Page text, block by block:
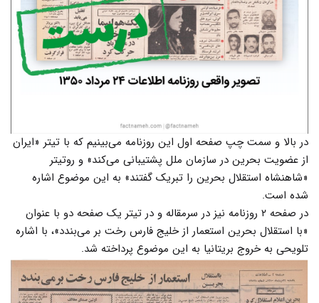
در بالا و سمت چپ صفحه اول این روزنامه می‌بینیم که با تیتر «ایران
از عضویت بحرین در سازمان ملل پشتیبانی می‌کند» و روتیتر
«شاهنشاه استقلال بحرین را تبریک گفتند» به این موضوع اشاره
شده است.
در صفحه ۲ روزنامه نیز در سرمقاله و در تیتر یک صفحه دو با عنوان
«با استقلال بحرین استعمار از خلیج فارس رخت بر می‌بندد»، با اشاره
تلویحی به خروج بریتانیا به این موضوع پرداخته شد.